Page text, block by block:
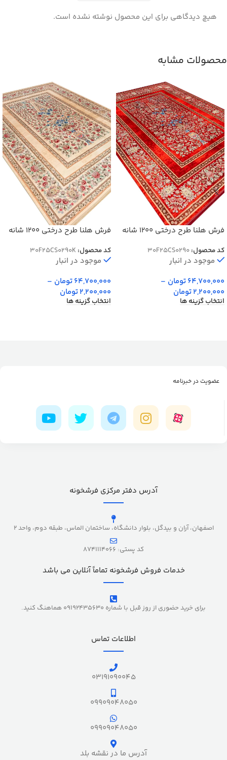
هیچ دیدگاهی برای این محصول نوشته نشده است.
محصولات مشابه
فرش هلنا طرح درختی 1200 شانه
25CS0290
کد محصول:30F25CS0290
موجود در انبار
64,700,000تومان –
2,200,000تومان
انتخاب گزینه ها
فرش هلنا طرح درختی 1200 شانه
25CS0290
کد محصول: 30F25CS0290K
موجود در انبار
64,700,000تومان –
2,200,000تومان
انتخاب گزینه ها
عضویت در خبرنامه
آدرس دفتر مرکزی فرشخونه
اصفهان، آران و بیدگل، بلوار دانشگاه، ساختمان الماس، طبقه دوم، واحد 2
کد پستی: 8741114066
خدمات فروش فرشخونه تماماً آنلاین می باشد
برای خرید حضوری از روز قبل با شماره 09192435630 هماهنگ کنید.
اطلاعات تماس
03191090045
09909048050
09909048050
آدرس ما در نقشه بلد